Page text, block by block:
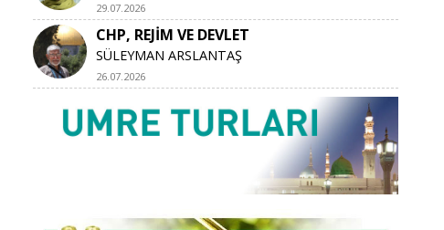
29.07.2026
CHP, REJİM VE DEVLET
SÜLEYMAN ARSLANTAŞ
26.07.2026